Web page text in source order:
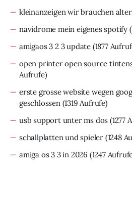
kleinanzeigen wir brauchen
navidrome mein eigenes spotify
amigaos 3 2 3 update (1877
open printer open source
Aufrufe)
erste grosse website wegen
geschlossen (1319 Aufrufe)
usb support unter ms dos (1277
schallplatten und spieler (1248
amiga os 3 3 in 2026 (1247